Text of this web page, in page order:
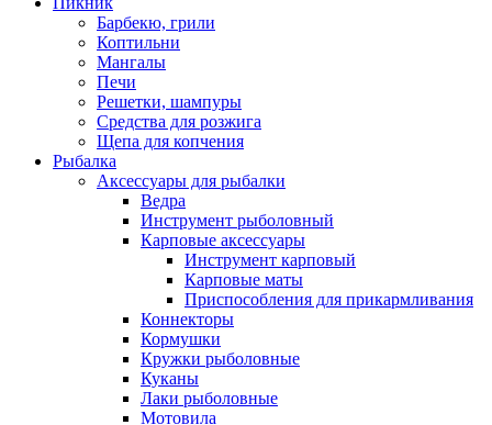
Барбекю, грили
Коптильни
Мангалы
Печи
Решетки, шампуры
Средства для розжига
Щепа для копчения
Рыбалка
Аксессуары для рыбалки
Ведра
Инструмент рыболовный
Карповые аксессуары
Инструмент карповый
Карповые маты
Приспособления для прикармливания
Коннекторы
Кормушки
Кружки рыболовные
Куканы
Лаки рыболовные
Мотовила